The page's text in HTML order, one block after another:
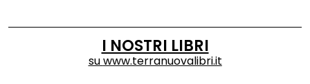
I NOSTRI LIBRI
suwww.terranuovalibri.it